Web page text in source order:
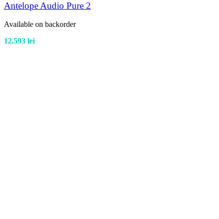
Antelope Audio Pure 2
Available on backorder
12.593 lei